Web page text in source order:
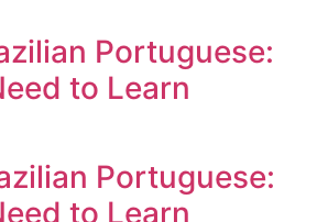
Portuguese:
to Learn
Portuguese:
to Learn